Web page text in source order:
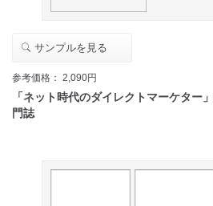
サンプルを見る
参考価格： 2,090円
「ネット時代のダイレクトマーケター
門誌